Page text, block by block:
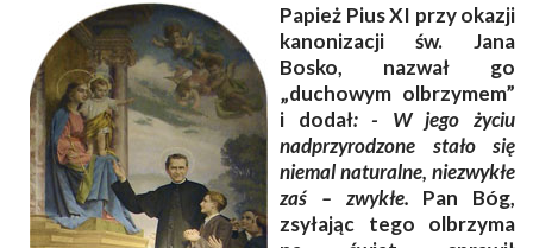
Papież Pius XI przy okazji
kanonizacji św. Jana
Bosko, nazwał go
„duchowym olbrzymem”
i dodał: - W jego życiu
nadprzyrodzone stało się
niemal naturalne, niezwykłe
zaś – zwykłe. Pan Bóg,
zsyłając tego olbrzyma